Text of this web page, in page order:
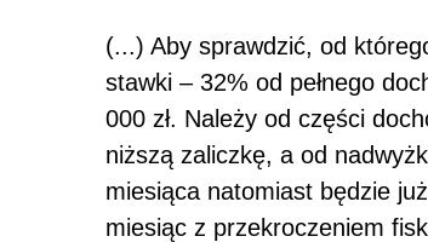
(...) Aby sprawdzić, od
stawki – 32% od pełnego
000 zł. Należy od części
niższą zaliczkę, a od
miesiąca natomiast będzie
miesiąc z przekroczeniem